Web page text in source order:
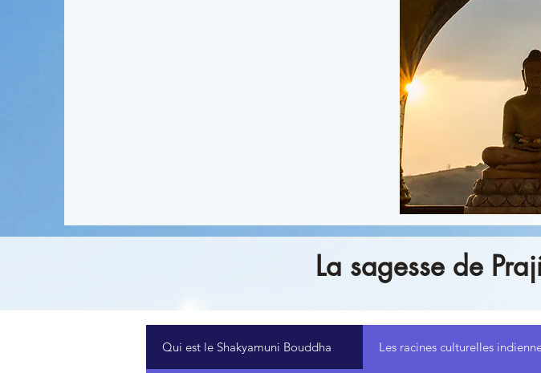
La sagesse de
Qui est le Shakyamuni Bouddha Les racines culturelles